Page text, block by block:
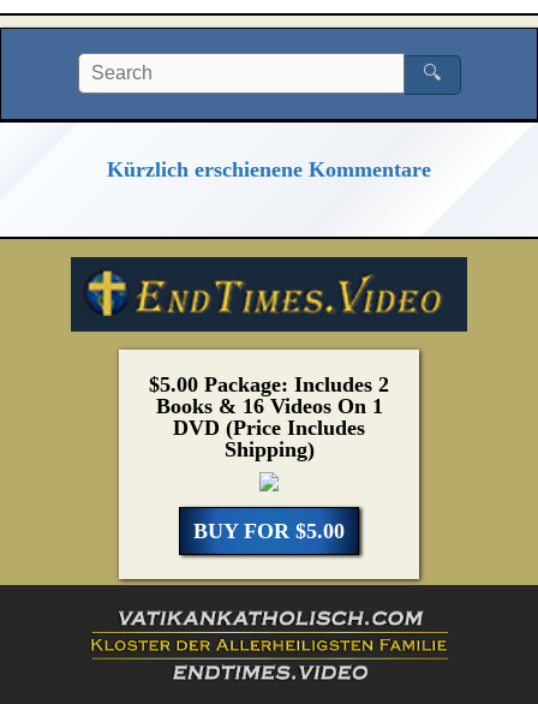
🔍
Kürzlich erschienene Kommentare
$5.00 Package: Includes 2
Books & 16 Videos On 1
DVD (Price Includes
Shipping)
BUY FOR $5.00